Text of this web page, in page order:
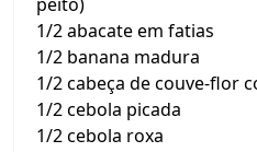
1/2 abacate em fatias
1/2 banana madura
1/2 cabeça de couve-flor
1/2 cebola picada
1/2 cebola roxa